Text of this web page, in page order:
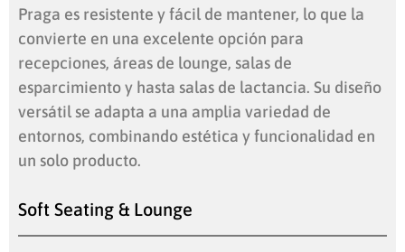
Praga es resistente y fácil de mantener, lo que la
convierte en una excelente opción para
recepciones, áreas de lounge, salas de
esparcimiento y hasta salas de lactancia. Su diseño
versátil se adapta a una amplia variedad de
entornos, combinando estética y funcionalidad en
un solo producto.
Soft Seating & Lounge